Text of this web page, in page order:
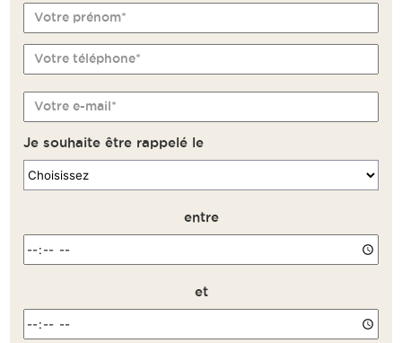
Votre prénom*
Votre téléphone*
Votre e-mail*
Je souhaite être rappelé le
entre
et